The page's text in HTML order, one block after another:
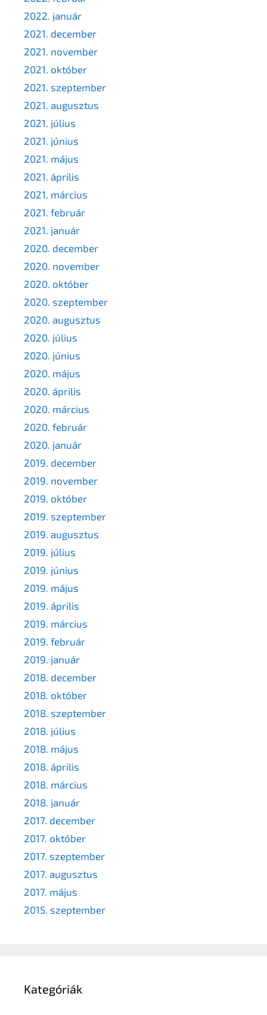
2022. január
2021. december
2021. november
2021. október
2021. szeptember
2021. augusztus
2021. július
2021. június
2021. május
2021. április
2021. március
2021. február
2021. január
2020. december
2020. november
2020. október
2020. szeptember
2020. augusztus
2020. július
2020. június
2020. május
2020. április
2020. március
2020. február
2020. január
2019. december
2019. november
2019. október
2019. szeptember
2019. augusztus
2019. július
2019. június
2019. május
2019. április
2019. március
2019. február
2019. január
2018. december
2018. október
2018. szeptember
2018. július
2018. május
2018. április
2018. március
2018. január
2017. december
2017. október
2017. szeptember
2017. augusztus
2017. május
2015. szeptember
Kategóriák